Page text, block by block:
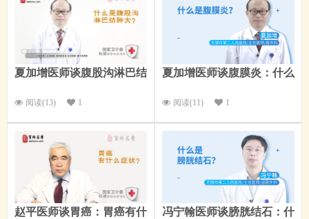
夏加增医师谈腹股沟淋巴结
肿大？
阅读(13) 1
夏加增医师谈腹膜炎：什么
阅读(11) 1
赵平医师谈胃癌：胃癌有什
冯宁翰医师谈膀胱结石：什